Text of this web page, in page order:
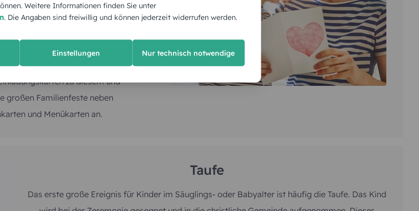
Weitere Informationen finden Sie unter
. Die Angaben sind freiwillig und können jederzeit widerrufen werden.
Einstellungen Nur technisch notwendige